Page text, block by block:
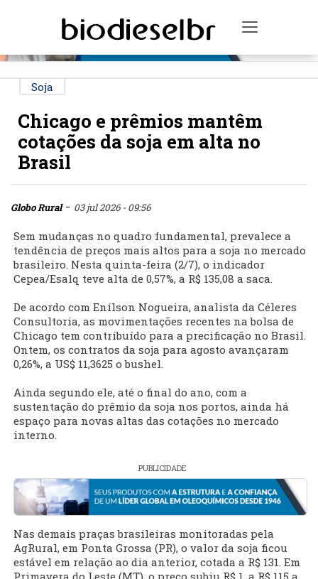
Toggle
Soja
Chicago e prêmios mantêm
cotações da soja em alta no
Brasil
Globo Rural- 03 jul 2026 - 09:56
Sem mudanças no quadro fundamental, prevalece a
tendência de preços mais altos para a soja no mercado
brasileiro. Nesta quinta-feira (2/7), o indicador
Cepea/Esalq teve alta de 0,57%, a R$ 135,08 a saca.
De acordo com Enílson Nogueira, analista da Céleres
Consultoria, as movimentações recentes na bolsa de
Chicago tem contribuído para a precificação no Brasil.
Ontem, os contratos da soja para agosto avançaram
0,26%, a US$ 11,3625 o bushel.
Ainda segundo ele, até o final do ano, com a
sustentação do prêmio da soja nos portos, ainda há
espaço para novas altas das cotações no mercado
interno.
PUBLICIDADE
Nas demais praças brasileiras monitoradas pela
AgRural, em Ponta Grossa (PR), o valor da soja ficou
estável em relação ao dia anterior, cotada a R$ 131. Em